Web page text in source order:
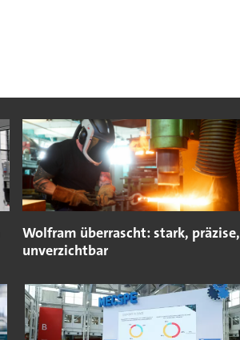
Wolfram überrascht: stark, präzise,
unverzichtbar